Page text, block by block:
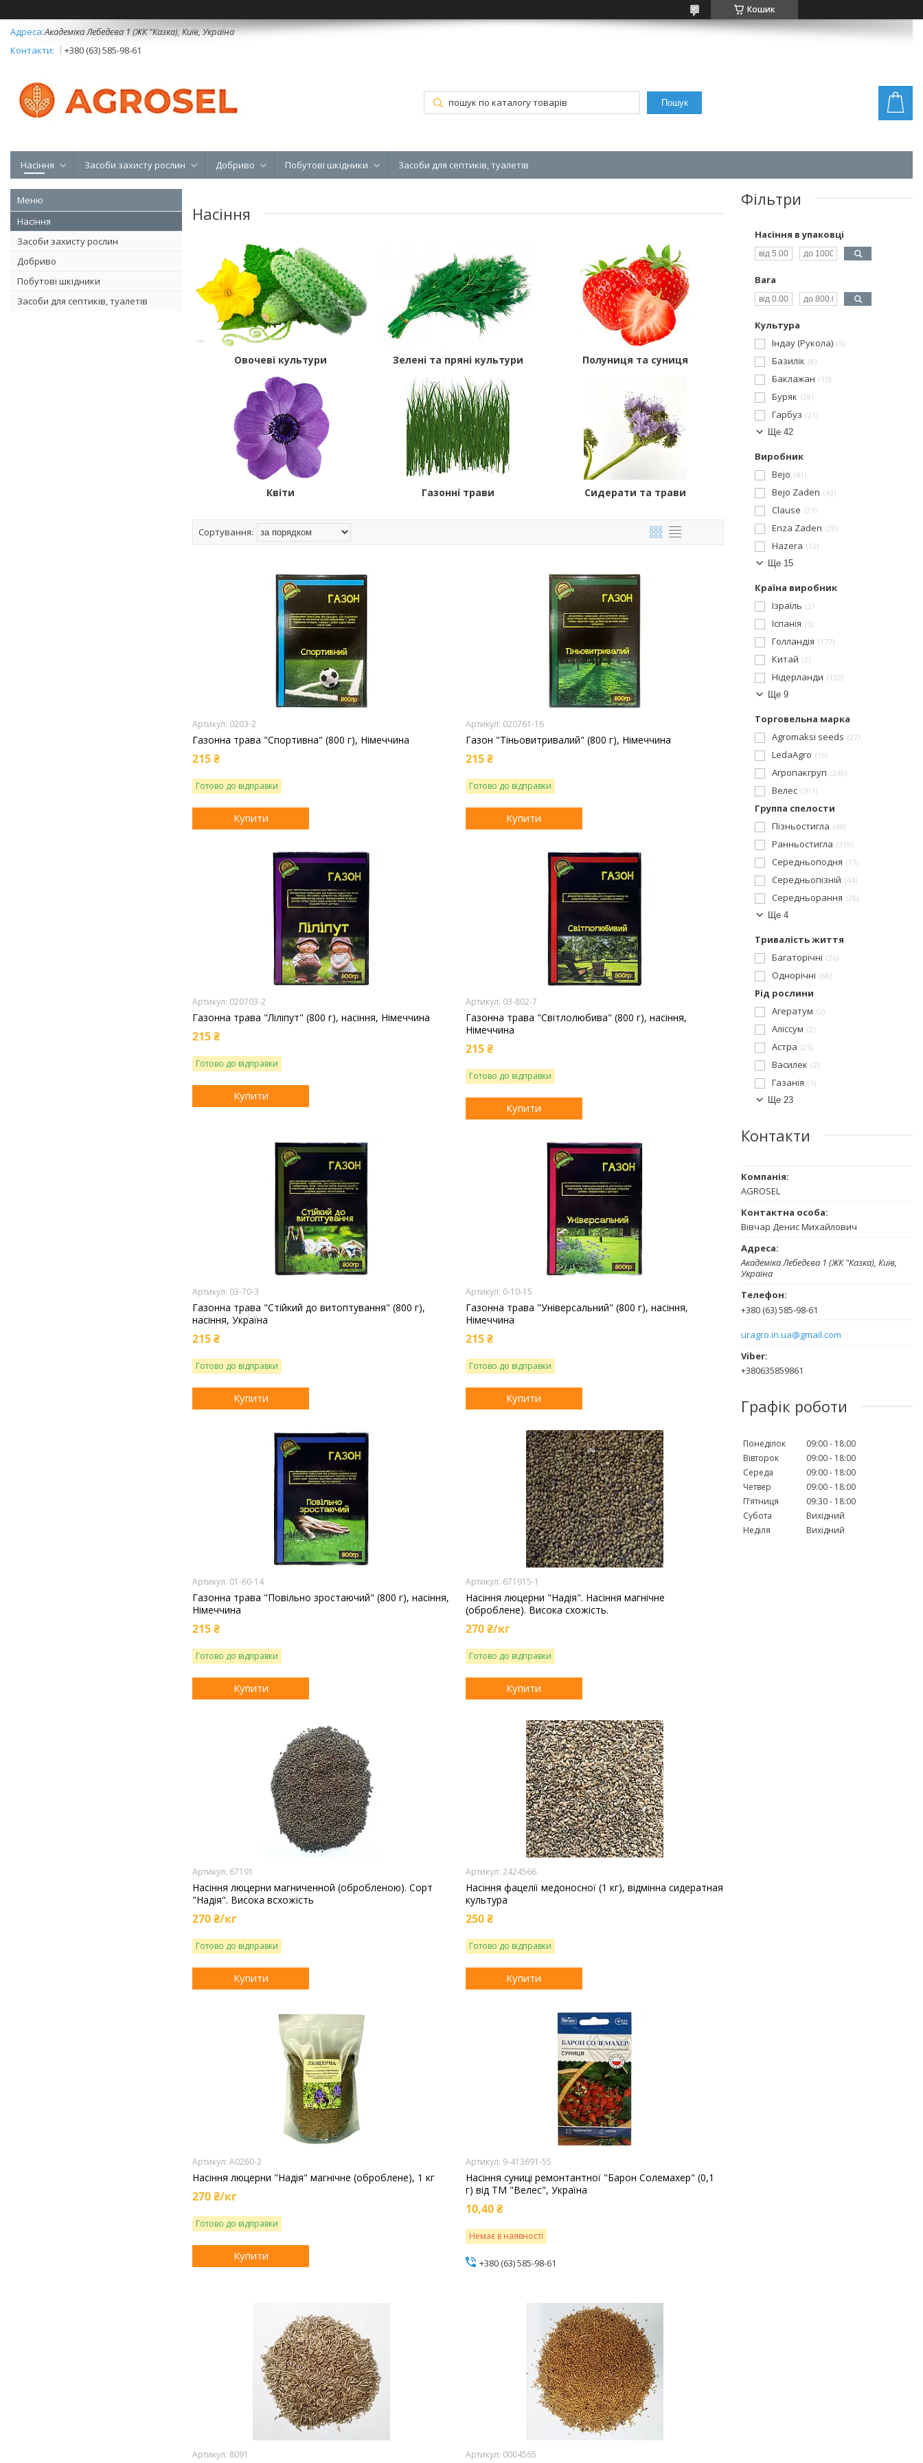
Кошик
Академіка Лебедєва 1 (ЖК "Казка), Київ, Україна
+380 (63) 585-98-61
Пошук
Насіння Засоби захисту рослин Добриво Побутові шкідники Засоби для септиків, туалетів
Насіння
Засоби захисту рослин
Добриво
Побутові шкідники
Засоби для септиків, туалетів
Насіння
Овочеві культури Зелені та пряні культури Полуниця та суниця
Квіти Газонні трави Сидерати та трави
0203-2
Газонна трава "Спортивна" (800 г), Німеччина
215 ₴
Готово до відправки
Купити
020761-16
Газон "Тіньовитривалий" (800 г), Німеччина
215 ₴
Готово до відправки
Купити
020703-2
Газонна трава "Ліліпут" (800 г), насіння, Німеччина
215 ₴
Готово до відправки
Купити
03-802-7
Газонна трава "Світлолюбива" (800 г), насіння,
Німеччина
215 ₴
Готово до відправки
Купити
03-70-3
Газонна трава "Стійкий до витоптування" (800 г),
насіння, Україна
215 ₴
Готово до відправки
Купити
0-10-15
Газонна трава "Універсальний" (800 г), насіння,
Німеччина
215 ₴
Готово до відправки
Купити
01-60-14
Газонна трава "Повільно зростаючий" (800 г), насіння,
Німеччина
215 ₴
Готово до відправки
Купити
671915-1
Насіння люцерни "Надія". Насіння магнічне
(оброблене). Висока схожість.
270 ₴/кг
Готово до відправки
Купити
67191
Насіння люцерни магниченной (обробленою). Сорт
"Надія". Висока всхожість
270 ₴/кг
Готово до відправки
Купити
2424566
Насіння фацелії медоносної (1 кг), відмінна сидератная
культура
250 ₴
Готово до відправки
Купити
A0260-2
Насіння люцерни "Надія" магнічне (оброблене), 1 кг
270 ₴/кг
Готово до відправки
Купити
9-413691-55
Насіння суниці ремонтантної "Барон Солемахер" (0,1
г) від ТМ "Велес", Україна
10,40 ₴
Немає в наявності
+380 (63) 585-98-61
8091 0004565
Фільтри
Насіння в упаковці
Вага
Культура
Індау (Рукола) 5
Базилік 8
Баклажан 15
Буряк 28
Гарбуз
21
Ще 42
Виробник
Bejo 41
Bejo Zaden 43
Clause 27
Enza Zaden 28
Hazera
13
Ще 15
Країна виробник
Ізраїль
2
Іспанія 5
Голландія 177
Китай 2
Нідерланди
132
Ще 9
Торговельна марка
Agromaksi seeds
27
LedaAgro 19
Агропакгруп 249
Велес 501
Группа спелости
Пізньостигла 46
Ранньостигла 319
Середньоподня 17
Середньопізній 44
Середньорання
26
Ще 4
Тривалість життя
Багаторічні
26
Однорічні 68
Рід рослини
Агератум
2
Аліссум 2
Астра 25
Василек 2
Газанія
1
Ще 23
Контакти
AGROSEL
Вівчар Денис Михайлович
Академіка Лебедєва 1 (ЖК "Казка), Київ,
Україна
+380 (63) 585-98-61
uragro.in.ua@gmail.com
+380635859861
Графік роботи
Понеділок 09:00
18:00
Вівторок
09:00
18:00
Середа
09:00
18:00
Четвер
09:00
18:00
Пʼятниця
09:30
18:00
Субота
Вихідний
Неділя
Вихідний